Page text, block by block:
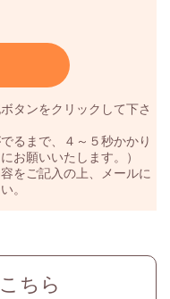
タンをクリックして下さ
るまで、４～５秒かかり
お願いいたします。）
をご記入の上、メールに
。
ちら